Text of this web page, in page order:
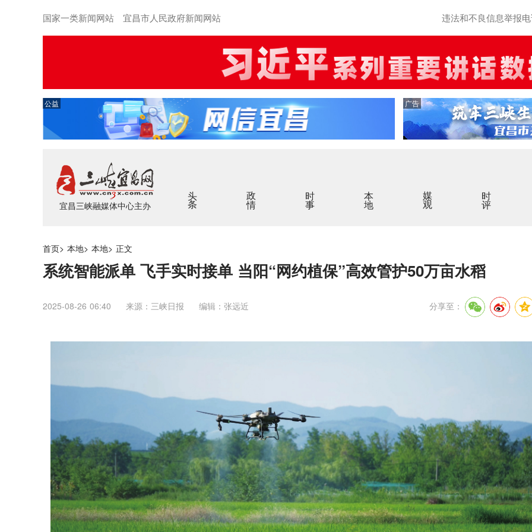
国家一类新闻网站 宜昌市人民政府新闻网站 违法和不良信息举报
公益 广告
宜昌三峡融媒体中心主办
头条 政情 时事 本地 媒观 时评
首页> 本地> 本地> 正文
系统智能派单 飞手实时接单 当阳“网约植保”高效管护50万亩水稻
2025-08-26 06:40 来源：三峡日报 编辑：张远近 分享至：